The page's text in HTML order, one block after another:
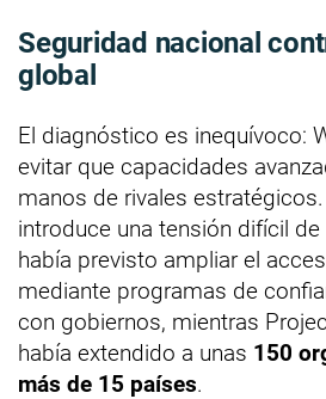
Seguridad nacional
global
El diagnóstico es inequívoco:
evitar que capacidades
manos de rivales
introduce una tensión difícil
había previsto ampliar el
mediante programas de
con gobiernos, mientras
había extendido a unas 150
más de 15 países.